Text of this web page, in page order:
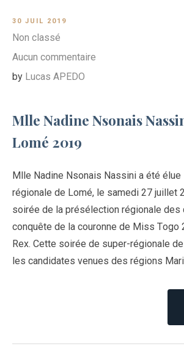
30 JUIL 2019
Non classé
Aucun commentaire
by Lucas APEDO
Mlle Nadine Nsonais
Lomé 2019
Mlle Nadine Nsonais Nassini a été
régionale de Lomé, le samedi 27 juillet
soirée de la présélection régionale des
conquête de la couronne de Miss Togo
Rex. Cette soirée de super-régionale
les candidates venues des régions